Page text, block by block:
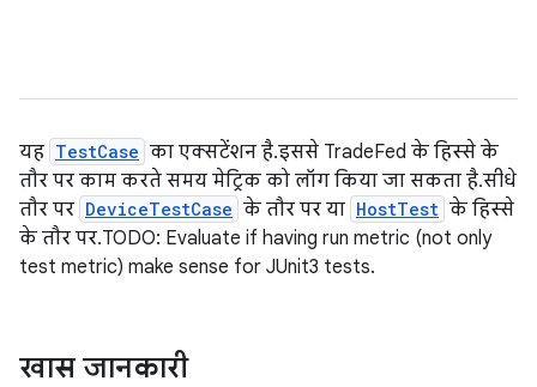
यह TestCase का एक्सटेंशन है. इससे TradeFed के हिस्से के
तौर पर काम करते समय मेट्रिक को लॉग किया जा सकता है. सीधे
तौर पर DeviceTestCase के तौर पर या HostTest के हिस्से
के तौर पर. TODO: Evaluate if having run metric (not only
test metric) make sense for JUnit3 tests.
खास जानकारी